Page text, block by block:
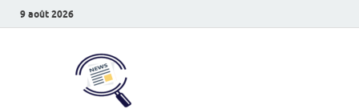
9 août 2026